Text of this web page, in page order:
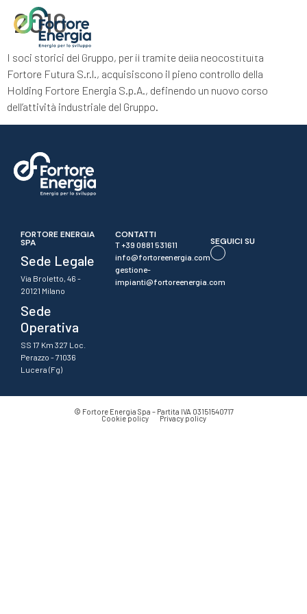
2016
I soci storici del Gruppo, per il tramite della neocostituita
Fortore Futura S.r.l., acquisiscono il pieno controllo della
Holding Fortore Energia S.p.A., definendo un nuovo corso
dell’attività industriale del Gruppo.
FORTORE ENERGIA
SPA
Sede Legale
Via Broletto, 46 -
20121 Milano
Sede
Operativa
SS 17 Km 327 Loc.
Perazzo - 71036
Lucera (Fg)
CONTATTI
T +39 0881 531611
info@fortoreenergia.com
gestione-
impianti@fortoreenergia.com
SEGUICI SU
© Fortore Energia Spa – Partita IVA 03151540717
Cookie policy Privacy policy